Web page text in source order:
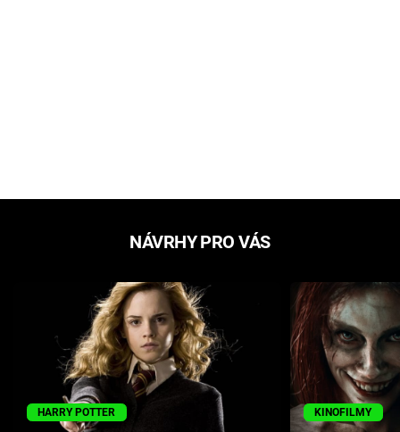
NÁVRHY PRO VÁS
HARRY POTTER KINOFILMY